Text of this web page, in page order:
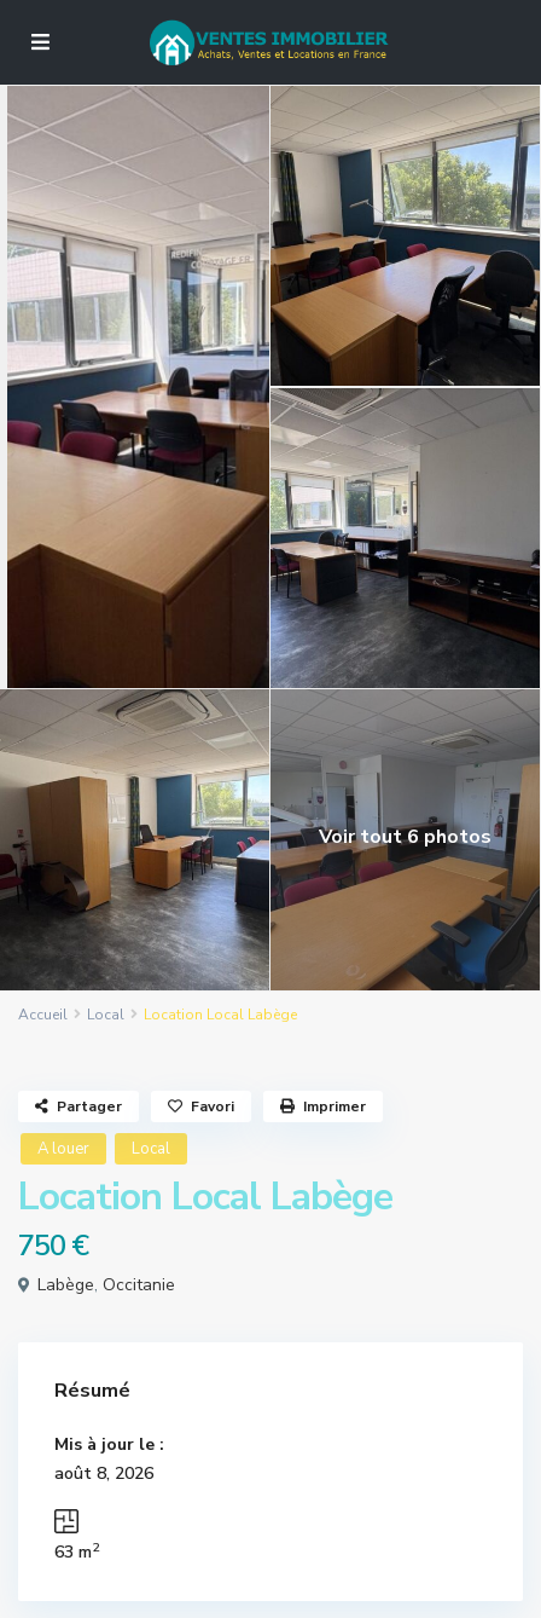
Voir tout 6 photos
Accueil Local Location Local Labège
A louer Local
Location Local Labège
750 €
Labège, Occitanie
Partager Favori Imprimer
Résumé
Mis à jour le :
août 8, 2026
63 m2